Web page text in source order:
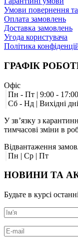
Умови повернення
Оплата замовлень
Доставка замовлень
Угода користувача
Політика
ГРАФІК
Офіс
Пн - Пт | 9:00 - 17:00
Сб - Нд | Вихідні дні
У зв’язку з
тимчасові зміни в
Відвантаження
Пн | Ср | Пт
НОВИНИ ТА
Будьте в курсі